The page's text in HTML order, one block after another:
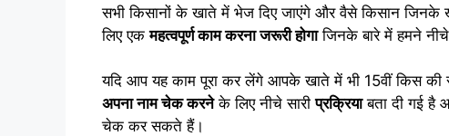
सभी किसानों के खाते में भेज दिए जाएंगे और वैसे किसान जिनके
लिए एकमहत्वपूर्ण काम करना जरूरी होगाजिनके बारे में हमने नीचे
यदि आप यह काम पूरा कर लेंगे आपके खाते में भी 15वीं किस की
अपना नाम चेक करनेके लिए नीचे सारीप्रक्रियाबता दी गई है
चेक कर सकते हैं।